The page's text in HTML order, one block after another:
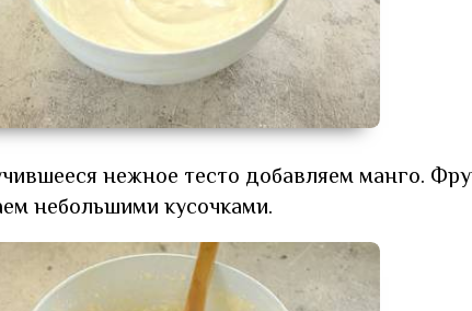
нежное тесто добавляем манго.
небольшими кусочками.